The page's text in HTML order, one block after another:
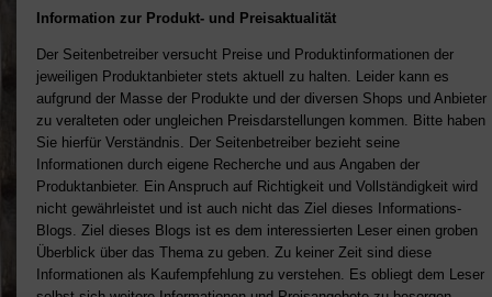
Information zur Produkt- und Preisaktualität
Der Seitenbetreiber versucht Preise und Produktinformationen der
jeweiligen Produktanbieter stets aktuell zu halten. Leider kann es
aufgrund der Masse der Produkte und der diversen Shops und Anbieter
zu veralteten oder ungleichen Preisdarstellungen kommen. Bitte haben
Sie hierfür Verständnis. Der Seitenbetreiber bezieht seine
Informationen durch eigene Recherche und aus Angaben der
Produktanbieter. Ein Anspruch auf Richtigkeit und Vollständigkeit wird
nicht gewährleistet und ist auch nicht das Ziel dieses Informations-
Blogs. Ziel dieses Blogs ist es dem interessierten Leser einen groben
Überblick über das Thema zu geben. Zu keiner Zeit sind diese
Informationen als Kaufempfehlung zu verstehen. Es obliegt dem Leser